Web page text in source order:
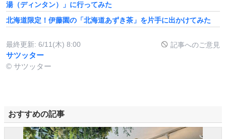
湯（ディンタン）」に行ってみた
北海道限定！伊藤園の「北海道あずき茶」を片手に出かけてみた
最終更新: 6/11(木) 8:00 記事へのご意見
サツッター
© サツッター
おすすめの記事